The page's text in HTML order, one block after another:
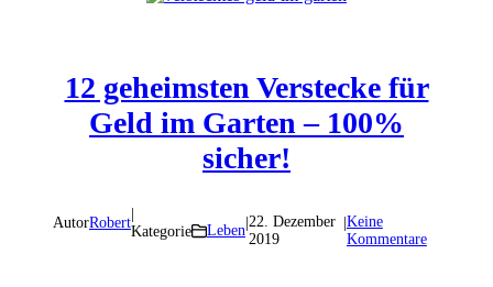
12 geheimsten Verstecke für
Geld im Garten – 100%
sicher!
AutorRobert
Kategorie
Leben
22. Dezember
2019
Keine
Kommentare